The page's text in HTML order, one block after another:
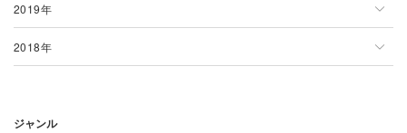
6月
7月
9月
5月
6月
8月
4月
5月
7月
3月
4月
6月
2月
3月
5月
1月
2月
4月
2020年一覧
1月
3月
2019年
2019年一覧
2月
2018年
1月
ジャンル